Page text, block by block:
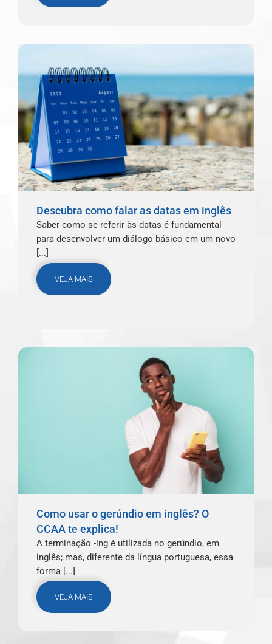
Descubra como falar as datas em inglês
Saber como se referir às datas é fundamental
para desenvolver um diálogo básico em um novo
[...]
VEJA MAIS
Como usar o gerúndio em inglês? O
CCAA te explica!
A terminação -ing é utilizada no gerúndio, em
inglês; mas, diferente da língua portuguesa, essa
forma [...]
VEJA MAIS